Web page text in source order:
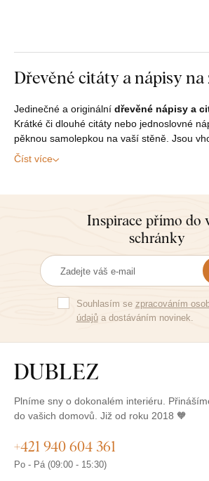
Dřevěné citáty a nápisy na
Jedinečné a originální dřevěné nápisy a
Krátké či dlouhé citáty nebo jednoslovné
pěknou samolepkou na vaší stěně. Jsou
Číst více
Inspirace přímo do
schránky
Souhlasím se zpracováním
údajůa dostáváním novinek.
Plníme sny o dokonalém interiéru.
do vašich domovů. Již od roku 2018 🧡
+421 940 604 361
Po - Pá (09:00 - 15:30)